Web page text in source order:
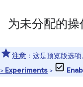
为未分配的
注意 ：这是预览版选
> Experiments >